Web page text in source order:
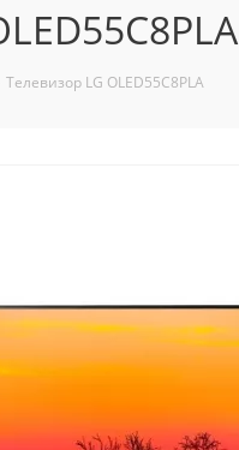
Телевизор LG OLED55C8PLA